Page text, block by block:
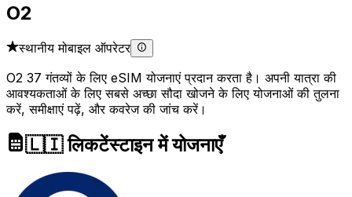
O2
स्थानीय मोबाइल ऑपरेटर
O2 37 गंतव्यों के लिए eSIM योजनाएं प्रदान करता है। अपनी यात्रा की
आवश्यकताओं के लिए सबसे अच्छा सौदा खोजने के लिए योजनाओं की तुलना
करें, समीक्षाएं पढ़ें, और कवरेज की जांच करें।
🇱🇮 लिकटेंस्टाइन में योजनाएँ